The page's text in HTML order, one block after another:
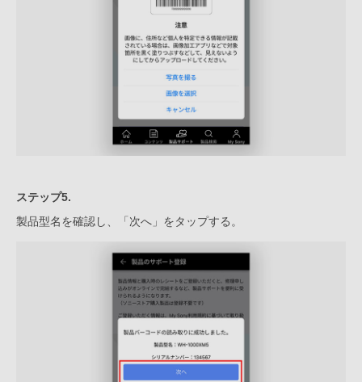
ステップ5.
製品型名を確認し、「次へ」をタップする。